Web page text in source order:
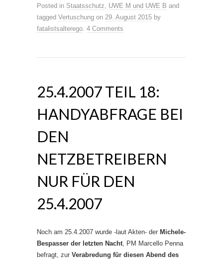
Posted in Staatsschutz, UWE M und UWE B and
tagged Vertuschung on 29. August 2015 by
fatalistsalterego. 4 Comments
25.4.2007 TEIL 18:
HANDYABFRAGE BEI
DEN
NETZBETREIBERN
NUR FÜR DEN
25.4.2007
Noch am 25.4.2007 wurde -laut Akten- der Michele-
Bespasser der letzten Nacht, PM Marcello Penna
befragt, zur Verabredung für diesen Abend des